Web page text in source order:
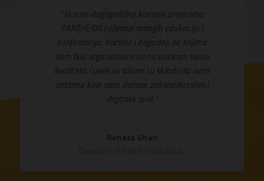
"Ja sam dugogodišnji korisnik programa
PANTHEON i učesnik mnogih edukacija i
konferencija. Kursevi i događaji na kojima
sam bila organizovani su na visokom nivou
kvaliteta i uvek su ažurni i u skladu sa svim
vestima koje nam donose zakonodavstvo i
digitalni svet."
Renata Uhan